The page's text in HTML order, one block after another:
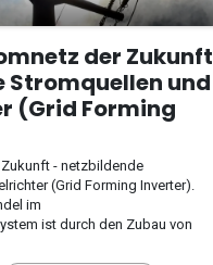
der Zukunft
und
(Grid Forming
- netzbildende
(Grid Forming Inverter).
im
ist durch den Zubau von